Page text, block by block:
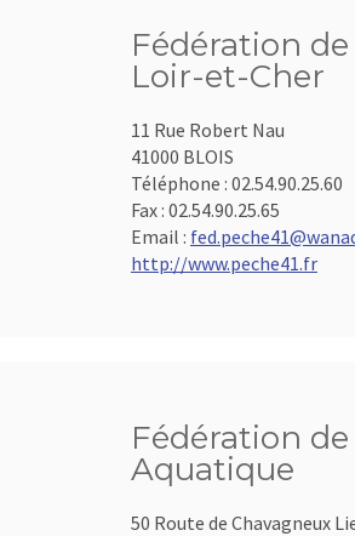
Fédération
Loir-et-Cher
11 Rue Robert Nau
41000 BLOIS
Téléphone : 02.54.90.25.60
Fax : 02.54.90.25.65
Email :
http://www.peche41.fr
Fédération
Aquatique
50 Route de Chavagneux